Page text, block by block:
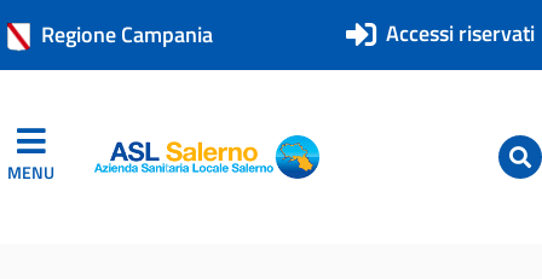
Regione Campania Accessi riservati
MENU ASL Salerno
ASL Salerno